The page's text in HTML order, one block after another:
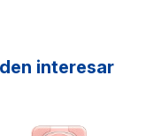
interesar